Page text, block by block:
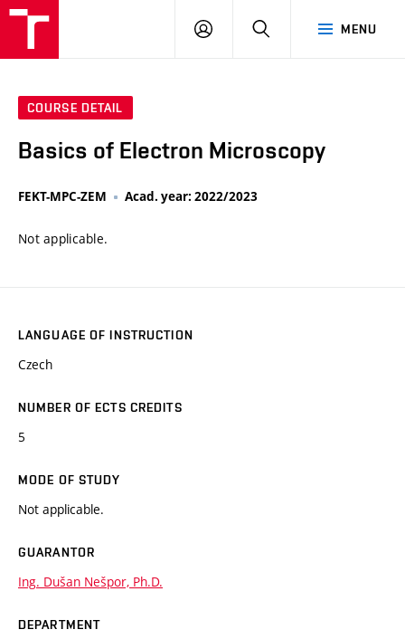
MENU
LOG
SEARCH
COURSE DETAIL
Basics of Electron Microscopy
FEKT-MPC-ZEM Acad. year: 2022/2023
Not applicable.
LANGUAGE OF INSTRUCTION
Czech
NUMBER OF ECTS CREDITS
5
MODE OF STUDY
Not applicable.
GUARANTOR
Ing. Dušan Nešpor, Ph.D.
DEPARTMENT